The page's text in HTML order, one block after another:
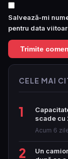
Salvează-mi
pentru data
CELE MAI
1
scade cu
Acum 6
2
Un